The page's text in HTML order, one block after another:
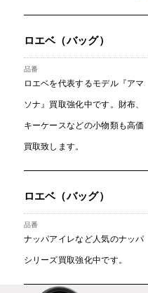
ロエベ（バッグ）
ロエベを代表するモデル『アマ
ソナ』買取強化中です。財布、
キーケースなどの小物類も高価
買取致します。
ロエベ（バッグ）
ナッパアイレなど人気のナッパ
シリーズ買取強化中です。